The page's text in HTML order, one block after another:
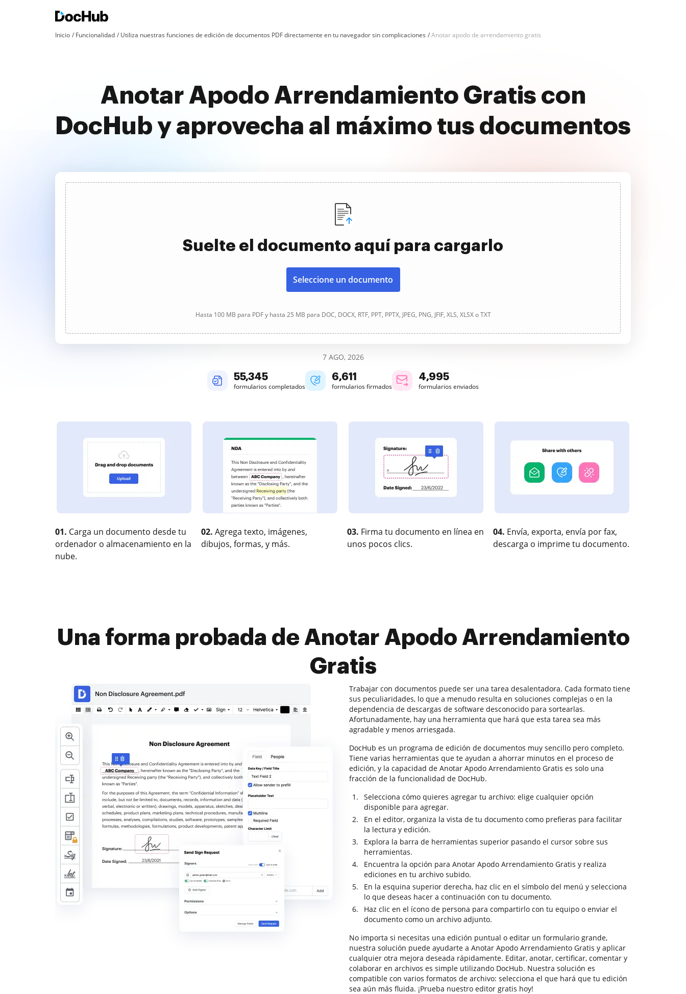
Inicio Funcionalidad Utiliza nuestras funciones de edición de documentos PDF directamente en tu navegador sin complicaciones Anotar apodo de arrendamiento gratis
Anotar Apodo Arrendamiento Gratis con
DocHub y aprovecha al máximo tus documentos
Suelte el documento aquí para cargarlo
Seleccione un documento
Hasta 100 MB para PDF y hasta 25 MB para DOC, DOCX, RTF, PPT, PPTX, JPEG, PNG, JFIF, XLS, XLSX o TXT
7 AGO, 2026
55,345
formularios completados
6,611
formularios firmados
4,995
formularios enviados
01. Carga un documento desde tu
ordenador o almacenamiento en la
nube.
02. Agrega texto, imágenes,
dibujos, formas, y más.
03. Firma tu documento en línea en
unos pocos clics.
04. Envía, exporta, envía por fax,
descarga o imprime tu documento.
Una forma probada de Anotar Apodo Arrendamiento
Gratis
Trabajar con documentos puede ser una tarea desalentadora. Cada formato tiene
sus peculiaridades, lo que a menudo resulta en soluciones complejas o en la
dependencia de descargas de software desconocido para sortearlas.
Afortunadamente, hay una herramienta que hará que esta tarea sea más
agradable y menos arriesgada.
DocHub es un programa de edición de documentos muy sencillo pero completo.
Tiene varias herramientas que te ayudan a ahorrar minutos en el proceso de
edición, y la capacidad de Anotar Apodo Arrendamiento Gratis es solo una
fracción de la funcionalidad de DocHub.
Selecciona cómo quieres agregar tu archivo: elige cualquier opción
disponible para agregar.
En el editor, organiza la vista de tu documento como prefieras para facilitar
la lectura y edición.
Explora la barra de herramientas superior pasando el cursor sobre sus
herramientas.
Encuentra la opción para Anotar Apodo Arrendamiento Gratis y realiza
ediciones en tu archivo subido.
En la esquina superior derecha, haz clic en el símbolo del menú y selecciona
lo que deseas hacer a continuación con tu documento.
Haz clic en el ícono de persona para compartirlo con tu equipo o enviar el
documento como un archivo adjunto.
No importa si necesitas una edición puntual o editar un formulario grande,
nuestra solución puede ayudarte a Anotar Apodo Arrendamiento Gratis y aplicar
cualquier otra mejora deseada rápidamente. Editar, anotar, certificar, comentar y
colaborar en archivos es simple utilizando DocHub. Nuestra solución es
compatible con varios formatos de archivo: selecciona el que hará que tu edición
sea aún más fluida. ¡Prueba nuestro editor gratis hoy!